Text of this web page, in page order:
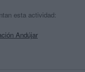
esta actividad:
Andújar